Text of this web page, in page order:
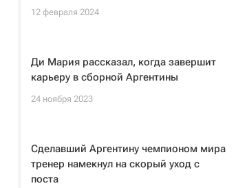
12 февраля 2024
Ди Мария рассказал, когда завершит
карьеру в сборной Аргентины
24 ноября 2023
Сделавший Аргентину чемпионом мира
тренер намекнул на скорый уход с
поста